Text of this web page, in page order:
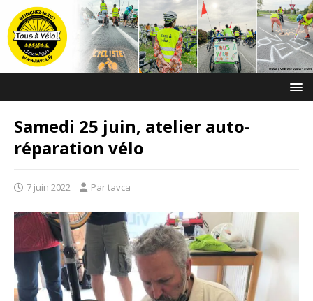
Samedi 25 juin, atelier auto-
réparation vélo
7 juin 2022 Par tavca